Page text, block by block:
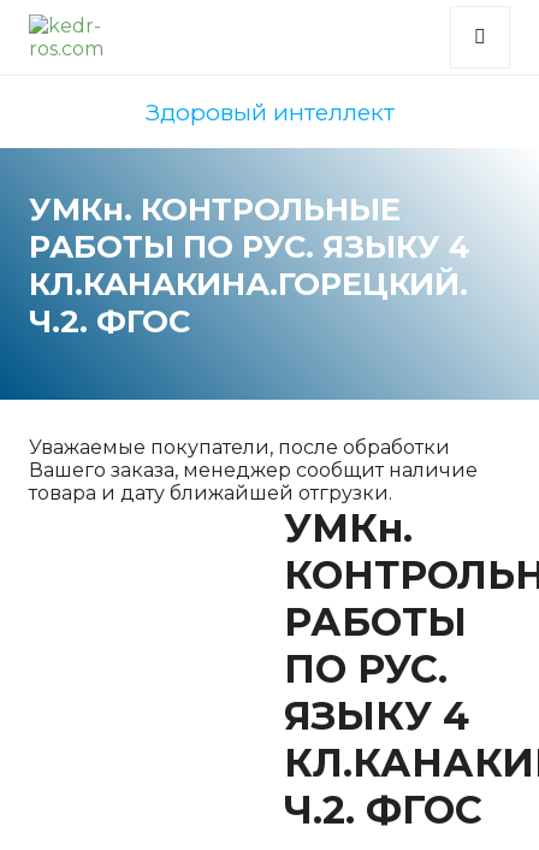
Здоровый интеллект
УМКн. КОНТРОЛЬНЫЕ
РАБОТЫ ПО РУС. ЯЗЫКУ 4
КЛ.КАНАКИНА.ГОРЕЦКИЙ.
Ч.2. ФГОС
Уважаемые покупатели, после обработки
Вашего заказа, менеджер сообщит наличие
товара и дату ближайшей отгрузки.
УМКн.
РАБОТЫ
ПО РУС.
ЯЗЫКУ 4
Ч.2. ФГОС